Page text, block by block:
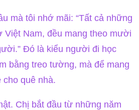
mà tôi nhớ mãi: “Tất cả những
Việt Nam, đều mang theo mười
Đó là kiểu người đi học
bằng treo tường, mà để mang
cho quê nhà.
Chị bắt đầu từ những năm